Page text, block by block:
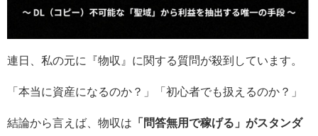
連日、私の元に『物収』に関する質問が殺到しています。
「本当に資産になるのか？」「初心者でも扱えるのか？」
結論から言えば、物収は 「問答無用で稼げる」がスタンダ